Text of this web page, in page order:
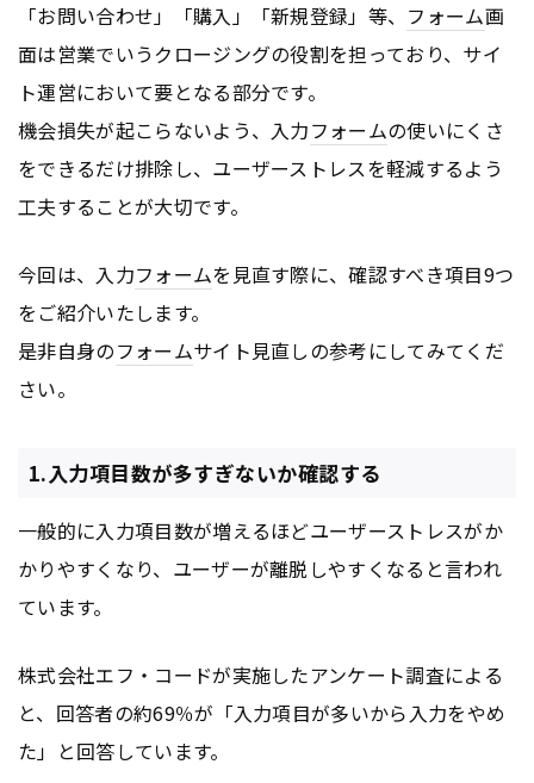
「お問い合わせ」「購入」「新規登録」等、 フォーム画
面は営業でいうクロージングの役割を担っており、サイ
ト運営において要となる部分です。
機会損失が起こらないよう、入力フォームの使いにくさ
をできるだけ排除し、ユーザーストレスを軽減するよう
工夫することが大切です。
今回は、入力フォームを見直す際に、確認すべき項目9つ
をご紹介いたします。
是非自身のフォームサイト見直しの参考にしてみてくだ
さい。
1.入力項目数が多すぎないか確認する
一般的に入力項目数が増えるほどユーザーストレスがか
かりやすくなり、ユーザーが離脱しやすくなると言われ
ています。
株式会社エフ・コードが実施したアンケート調査による
と、回答者の約69％が「入力項目が多いから入力をやめ
た」と回答しています。